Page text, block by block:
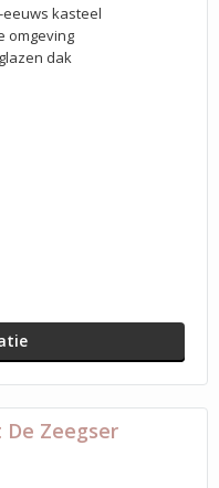
kasteel
omgeving
dak
Zeegser